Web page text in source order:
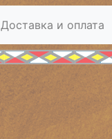
Доставка и оплата